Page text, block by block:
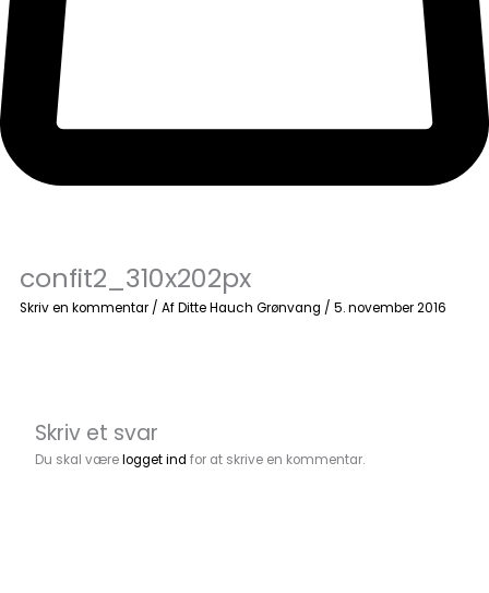
confit2_310x202px
Skriv en kommentar / AfDitte Hauch Grønvang /5. november 2016
Skriv et svar
Du skal værelogget ind for at skrive en kommentar.